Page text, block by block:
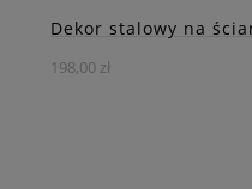
Dekor stalowy na
198,00 zł